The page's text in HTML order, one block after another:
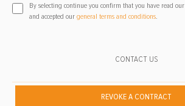
CONTACT US
REVOKE A CONTRACT
By selecting continue you confirm that you have read our
and accepted our general terms and conditions.